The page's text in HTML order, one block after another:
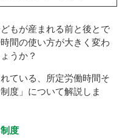
もが産まれる前と後とで
間の使い方が大きく変わ
うか？
ている、所定労働時間そ
度」について解説しま
度